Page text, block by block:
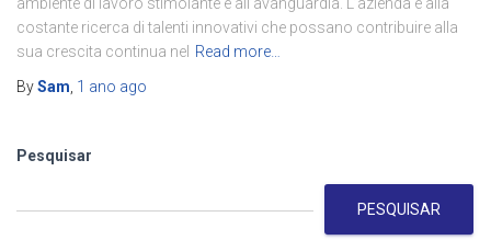
costante ricerca di talenti innovativi che possano contribuire alla
sua crescita continua nel Read more…
BySam 1 ano ago
Pesquisar
PESQUISAR